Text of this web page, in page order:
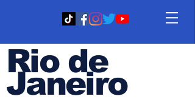
Rio de
Janeiro